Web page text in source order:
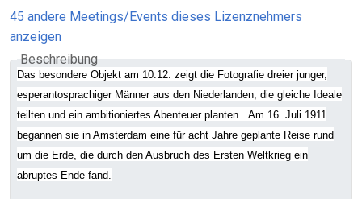
45 andere Meetings/Events dieses Lizenznehmers
anzeigen
Beschreibung
Das besondere Objekt am 10.12. zeigt die Fotografie dreier junger,
esperantosprachiger Männer aus den Niederlanden, die gleiche Ideale
teilten und ein ambitioniertes Abenteuer planten. Am 16. Juli 1911
begannen sie in Amsterdam eine für acht Jahre geplante Reise rund
um die Erde, die durch den Ausbruch des Ersten Weltkrieg ein
abruptes Ende fand.